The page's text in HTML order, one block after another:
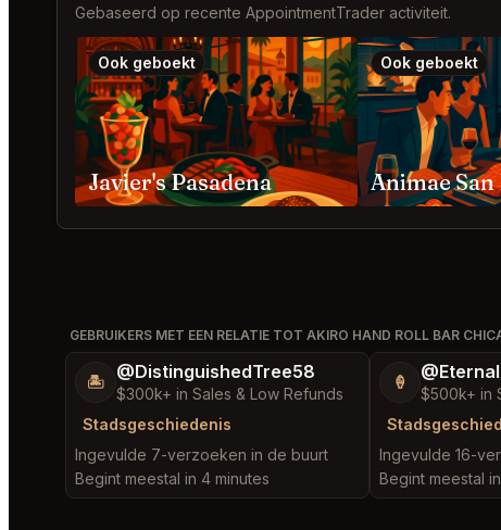
Gebaseerd op recente AppointmentTrader activiteit.
Ook geboekt
Javier's Pasadena
Ook geboekt
Animae San
GEBRUIKERS MET EEN RELATIE TOT AKIRO HAND ROLL BAR
🏝️ @DistinguishedTree58
$300k+ in Sales & Low Refunds
Stadsgeschiedenis
Ingevulde 7-verzoeken in de buurt
Begint meestal in 4 minutes
🍦
$500k+ in
Ingevulde 16-
Begint meestal